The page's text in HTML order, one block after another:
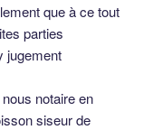
que à ce tout
parties
jugement
notaire en
siseur de